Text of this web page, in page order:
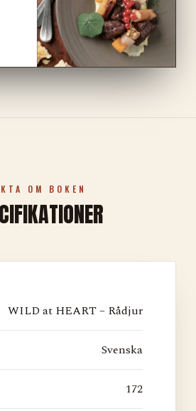
OM BOKEN
WILD at HEART – Rådjur
Svenska
172